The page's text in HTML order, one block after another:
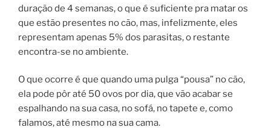
duração de 4 semanas, o que é suficiente pra matar os
que estão presentes no cão, mas, infelizmente, eles
representam apenas 5% dos parasitas, o restante
encontra-se no ambiente.
O que ocorre é que quando uma pulga “pousa” no cão,
ela pode pôr até 50 ovos por dia, que vão acabar se
espalhando na sua casa, no sofá, no tapete e, como
falamos, até mesmo na sua cama.